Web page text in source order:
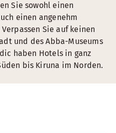
Sie sowohl einen
einen angenehm
Sie auf keinen
und des Abba-Museums
haben Hotels in ganz
bis Kiruna im Norden.